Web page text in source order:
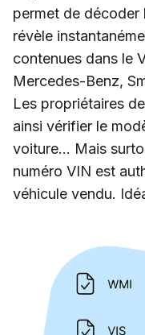
permet de décoder
révèle
contenues dans le
Mercedes-Benz,
Les propriétaires
ainsi vérifier le
voiture… Mais
numéro VIN est
véhicule vendu.